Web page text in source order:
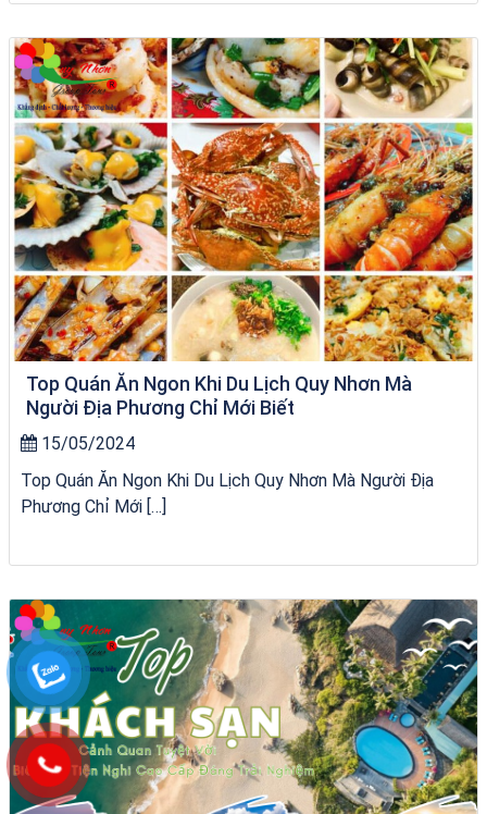
Khách sạn Alicia Phú Yên
Top Quán Ăn Ngon Khi Du Lịch Quy Nhơn Mà
Người Địa Phương Chỉ Mới Biết
15/05/2024
Top Quán Ăn Ngon Khi Du Lịch Quy Nhơn Mà Người Địa
Phương Chỉ Mới […]
Khách sạn Alicia Phú Yên